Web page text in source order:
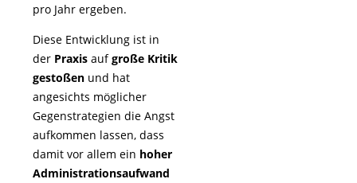
pro Jahr ergeben.
Diese Entwicklung ist in
der Praxis aufgroße Kritik
gestoßen und hat
angesichts möglicher
Gegenstrategien die Angst
aufkommen lassen, dass
damit vor allem ein hoher
Administrationsaufwand